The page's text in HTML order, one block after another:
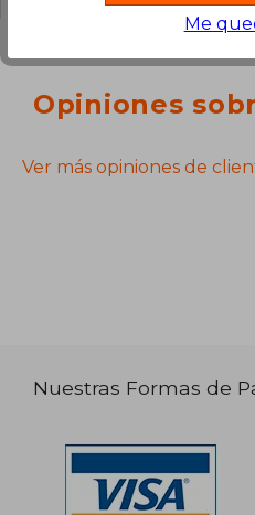
Opiniones
Ver más opiniones de
Nuestras Formas de
Me